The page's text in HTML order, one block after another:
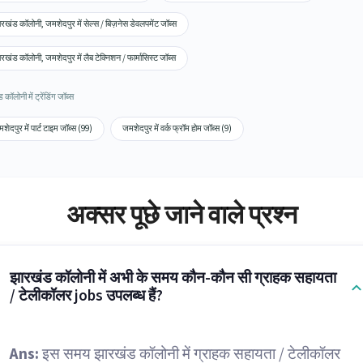
कॉलोनी, जमशेदपुर में सेल्स / बिज़नेस डेवलपमेंट जॉब्स
कॉलोनी, जमशेदपुर में लैब टेक्निशन / फार्मासिस्ट जॉब्स
में ट्रेंडिंग जॉब्स
में पार्ट टाइम जॉब्स (99) जमशेदपुर में वर्क फ्रॉम होम जॉब्स (9)
अक्सर पूछे जाने वाले प्रश्न
झारखंड कॉलोनी में अभी के समय कौन-कौन सी ग्राहक सहायता
/ टेलीकॉलर jobs उपलब्ध हैं?
Ans:इस समय झारखंड कॉलोनी में ग्राहक सहायता / टेलीकॉलर